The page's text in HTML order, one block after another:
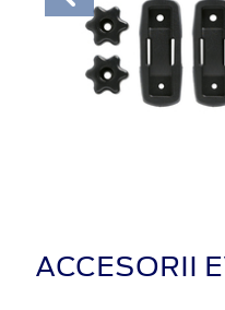
ACCESORII